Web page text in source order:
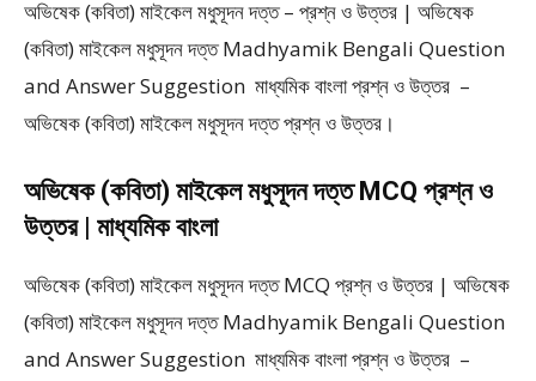
অভিষেক (কবিতা) মাইকেল মধুসূদন দত্ত – প্রশ্ন ও উত্তর | অভিষেক
(কবিতা) মাইকেল মধুসূদন দত্ত Madhyamik Bengali Question
and Answer Suggestion মাধ্যমিক বাংলা প্রশ্ন ও উত্তর –
অভিষেক (কবিতা) মাইকেল মধুসূদন দত্ত প্রশ্ন ও উত্তর।
অভিষেক (কবিতা) মাইকেল মধুসূদন দত্ত MCQ প্রশ্ন ও
উত্তর | মাধ্যমিক বাংলা
অভিষেক (কবিতা) মাইকেল মধুসূদন দত্ত MCQ প্রশ্ন ও উত্তর | অভিষেক
(কবিতা) মাইকেল মধুসূদন দত্ত Madhyamik Bengali Question
and Answer Suggestion মাধ্যমিক বাংলা প্রশ্ন ও উত্তর –